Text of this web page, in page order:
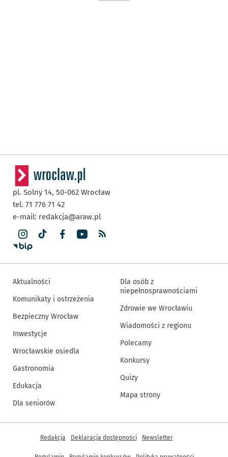
pl. Solny 14, 50-062 Wrocław
tel. 71 776 71 42
e-mail: redakcja@araw.pl
Aktualności
Komunikaty i ostrzeżenia
Bezpieczny Wrocław
Inwestycje
Wrocławskie osiedla
Gastronomia
Edukacja
Dla seniorów
Dla osób z
niepełnosprawnościami
Zdrowie we Wrocławiu
Wiadomości z regionu
Polecamy
Konkursy
Quizy
Mapa strony
Inne informacje
Redakcja Deklaracja dostępności Newsletter